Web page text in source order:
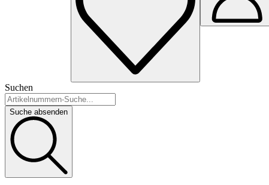
Suchen
Suche absenden